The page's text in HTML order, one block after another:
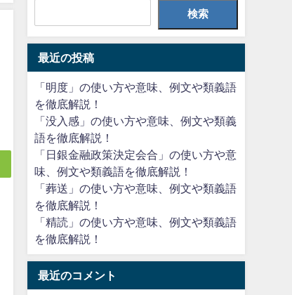
検索
最近の投稿
「明度」の使い方や意味、例文や類義語
を徹底解説！
「没入感」の使い方や意味、例文や類義
語を徹底解説！
「日銀金融政策決定会合」の使い方や意
味、例文や類義語を徹底解説！
「葬送」の使い方や意味、例文や類義語
を徹底解説！
「精読」の使い方や意味、例文や類義語
を徹底解説！
最近のコメント